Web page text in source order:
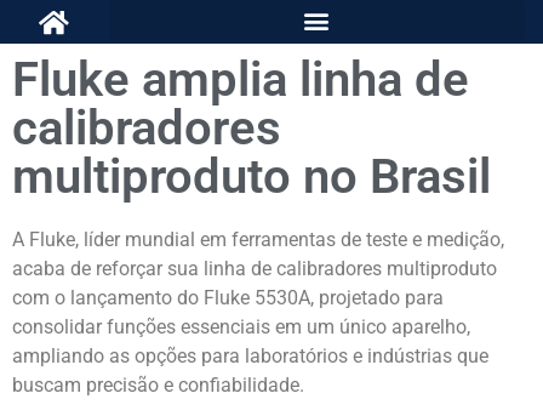
Fluke amplia linha de
calibradores
multiproduto no Brasil
A Fluke, líder mundial em ferramentas de teste e medição,
acaba de reforçar sua linha de calibradores multiproduto
com o lançamento do Fluke 5530A, projetado para
consolidar funções essenciais em um único aparelho,
ampliando as opções para laboratórios e indústrias que
buscam precisão e confiabilidade.